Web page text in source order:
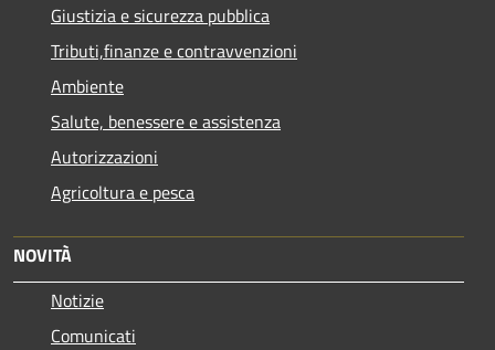
Giustizia e sicurezza pubblica
Tributi,finanze e contravvenzioni
Ambiente
Salute, benessere e assistenza
Autorizzazioni
Agricoltura e pesca
NOVITÀ
Notizie
Comunicati